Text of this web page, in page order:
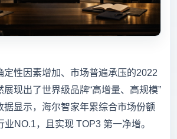
定性因素增加、市场普遍承压的2022
现出了世界级品牌“高增量、高规模”
据显示，海尔智家年累综合市场份额
NO.1，且实现 TOP3 第一净增。